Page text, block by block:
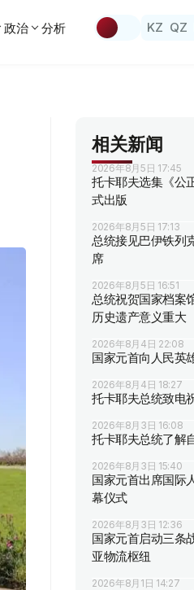
政治 分析 KZ QZ
相关新闻
2026年8月5日 17:45
托卡耶夫选集《
式出版
2026年8月5日 17:13
总统接见巴伊铁列
席
2026年8月5日 16:51
总统祝贺国家档案
历史遗产意义重大
2026年8月4日 22:08
国家元首向人民英
2026年8月4日 18:27
托卡耶夫总统致电
2026年8月3日 16:08
托卡耶夫总统了解
2026年8月3日 15:40
国家元首出席国际
幕仪式
2026年8月3日 12:36
国家元首启动三条
亚物流枢纽
2026年8月1日 14:27